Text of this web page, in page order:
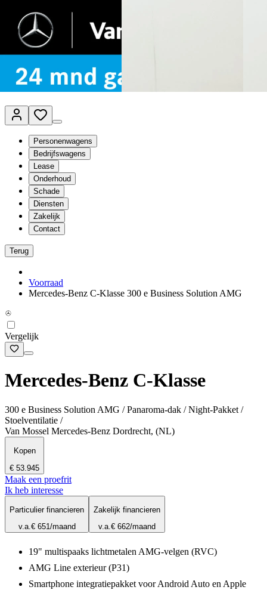
Van Mossel Automotive Group
Vestigingen
Werkplaatsplanner
Vacatures
Klantenservice
nl- Nederlands
Personenwagens
Bedrijfswagens
Lease
Onderhoud
Schade
Diensten
Zakelijk
Contact
Terug
Voorraad
Mercedes-Benz C-Klasse 300 e Business Solution AMG
Vergelijk
Mercedes-Benz C-Klasse
300 e Business Solution AMG / Panaroma-dak / Night-Pakket /
Stoelventilatie /
Van Mossel Mercedes-Benz Dordrecht, (NL)
Kopen
€ 53.945
Maak een proefrit
Ik heb interesse
Particulier financieren
v.a.€ 651/maand
Zakelijk financieren
v.a.€ 662/maand
19" multispaaks lichtmetalen AMG-velgen (RVC)
AMG Line exterieur (P31)
Smartphone integratiepakket voor Android Auto en Apple